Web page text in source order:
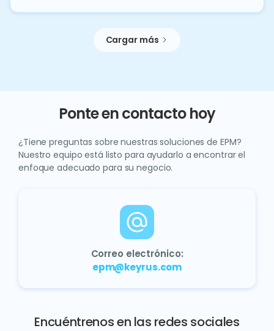
Cargar más
Ponte en contacto hoy
¿Tiene preguntas sobre nuestras soluciones de EPM?
Nuestro equipo está listo para ayudarlo a encontrar el
enfoque adecuado para su negocio.
Correo electrónico:
epm@keyrus.com
Encuéntrenos en las redes sociales